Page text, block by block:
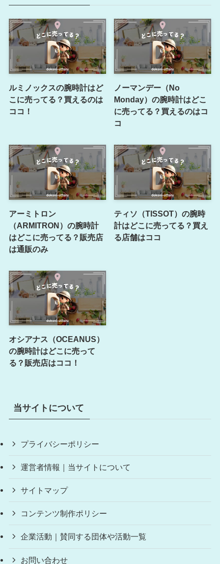
ルミノックスの腕時計はど
こに売ってる？買えるのは
ココ！
ノーマンデー（No
Monday）の腕時計はどこ
に売ってる？買えるのはコ
コ
アーミトロン
（ARMITRON）の腕時計
はどこに売ってる？販売店
は通販のみ
ティソ（TISSOT）の腕時
計はどこに売ってる？買え
る店舗はココ
オシアナス（OCEANUS）
の腕時計はどこに売って
る？販売店はココ！
当サイトについて
プライバシーポリシー
運営者情報｜当サイトについて
サイトマップ
コンテンツ制作ポリシー
企業活動｜賛同する団体や活動一覧
お問い合わせ